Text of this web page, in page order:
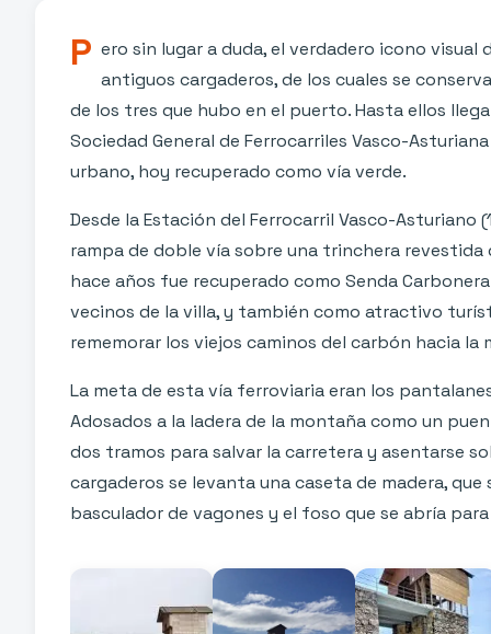
P ero sin lugar a duda, el verdadero icono visual
antiguos cargaderos, de los cuales se
de los tres que hubo en el puerto. Hasta ellos
Sociedad General de Ferrocarriles Vasco-
urbano, hoy recuperado como vía verde.
Desde la Estación del Ferrocarril Vasco-Asturiano
rampa de doble vía sobre una trinchera
hace años fue recuperado como Senda
vecinos de la villa, y también como atractivo
rememorar los viejos caminos del carbón hacia la
La meta de esta vía ferroviaria eran los
Adosados a la ladera de la montaña como un
dos tramos para salvar la carretera y asentarse
cargaderos se levanta una caseta de madera, que
basculador de vagones y el foso que se abría